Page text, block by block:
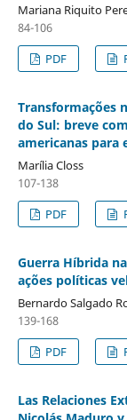
Mariana Riquito
84-106
PDF
Transformações
do Sul: breve
americanas para
Marília Closs
107-138
PDF
Guerra Híbrida
ações políticas
Bernardo Salgado
139-168
PDF
Las Relaciones